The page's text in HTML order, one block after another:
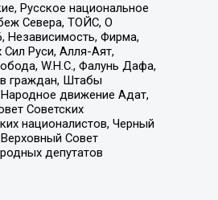
Русское национальное
Севера, ТОЙС, О
Независимость, Фирма,
Руси, Алля-Аят,
W.H.С., Фалунь Дафа,
граждан, Штабы
движение Адат,
Советских
националистов, Черный
Совет
депутатов